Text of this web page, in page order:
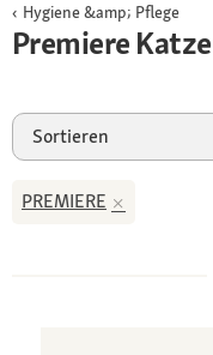
Hygiene &amp; Pflege
Premiere
Sortieren
PREMIERE